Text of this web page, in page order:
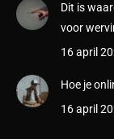
Dit is
voor
16 april
Hoe je
16 april